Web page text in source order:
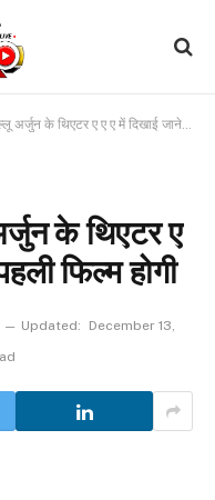
थिएटर ए ए ए में दिखाई जानेवाली पहली फिल्म होगी
के थिएटर ए
फिल्म होगी
Updated:
December 13,